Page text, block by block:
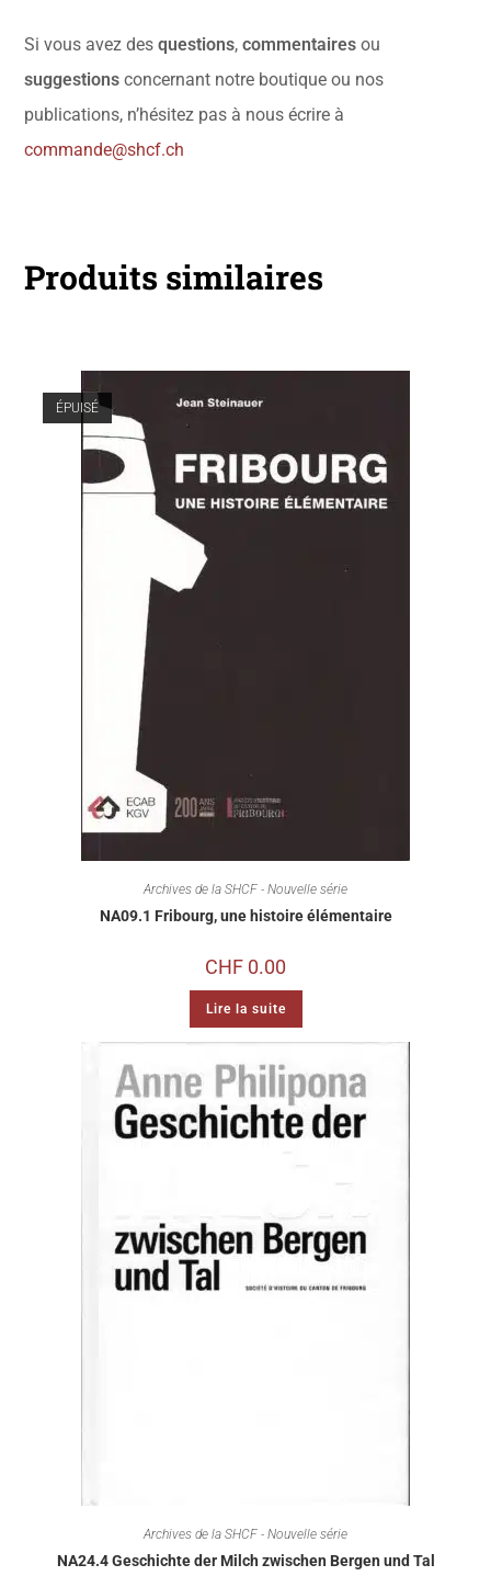
Si vous avez desquestions,commentaires ou
suggestions concernant notre boutique ou nos
publications, n’hésitez pas à nous écrire à
commande@shcf.ch
Produits similaires
ÉPUISÉ
Archives de la SHCF - Nouvelle série
NA09.1 Fribourg, une histoire élémentaire
CHF 0.00
Lire la suite
Archives de la SHCF - Nouvelle série
NA24.4 Geschichte der Milch zwischen Bergen und Tal